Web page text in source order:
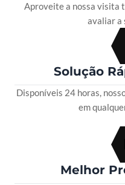
Aproveite a nossa visita
avaliar a
Solução
Disponíveis 24 horas,
em
Melhor